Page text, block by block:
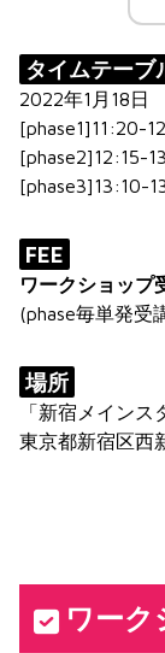
タイムテーブ
2022年1月18日
[phase1]11:20-
[phase2]12:15-
[phase3]13:10-
FEE
ワークショップ
(phase毎単発受
場所
「新宿メインス
東京都新宿区西
ワーク